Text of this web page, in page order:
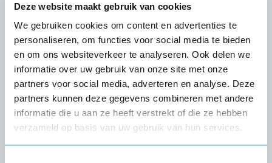
Deze website maakt gebruik van cookies
We gebruiken cookies om content en advertenties te
personaliseren, om functies voor social media te bieden
en om ons websiteverkeer te analyseren. Ook delen we
informatie over uw gebruik van onze site met onze
partners voor social media, adverteren en analyse. Deze
partners kunnen deze gegevens combineren met andere
informatie die u aan ze heeft verstrekt of die ze hebben
verzameld op basis van uw gebruik van hun services.